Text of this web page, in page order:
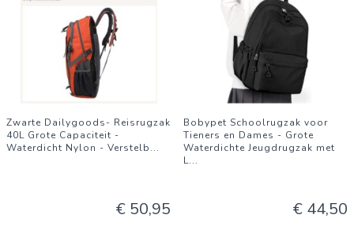
Zwarte Dailygoods- Reisrugzak
40L Grote Capaciteit -
Waterdicht Nylon - Verstelb...
€ 50,95
Bobypet Schoolrugzak voor
Tieners en Dames - Grote
Waterdichte Jeugdrugzak met
L...
€ 44,50